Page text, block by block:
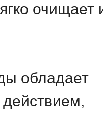
очищает
обладает